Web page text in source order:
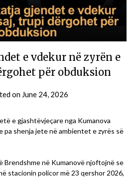
e vdekur në zyrën e
për obduksion
on June 24, 2026
e gjashtëvjeçare nga Kumanova
shenja jete në ambientet e zyrës së
Brendshme në Kumanovë njoftojnë se
stacionin policor më 23 qershor 2026,